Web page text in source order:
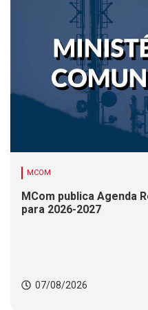
MCOM
MCom publica Agenda
para 2026-2027
07/08/2026